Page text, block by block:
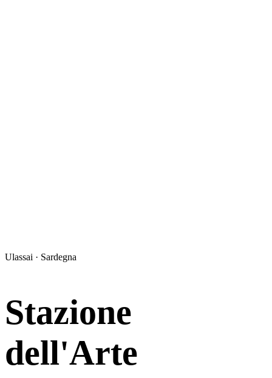
Ulassai · Sardegna
Stazione
dell'Arte